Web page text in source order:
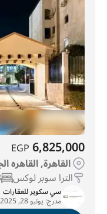
6,825,000
EGP
القاهرة, القاهره
الترا سوبر لوكس
سي سكوير للعقارات
مدرج: يونيو 28, 2025